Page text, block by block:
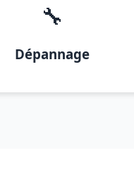
🔧
Dépannage